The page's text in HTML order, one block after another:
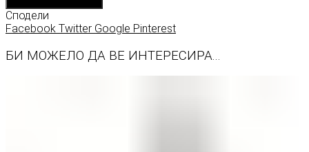
Сподели
Facebook Twitter Google Pinterest
БИ МОЖЕЛО ДА ВЕ ИНТЕРЕСИРА...